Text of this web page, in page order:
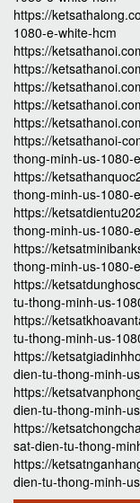
https://
1080-e-white-hcm
https://
https://
https://
https://
https://
https://ketsathanoi-
thong-minh-us-1080-
https://
thong-minh-us-1080-
https://
thong-minh-us-1080-
https://
thong-minh-us-1080-
https://
tu-thong-minh-us-
https://
tu-thong-minh-us-
https://
dien-tu-thong-minh-
https://
dien-tu-thong-minh-
https://
sat-dien-tu-thong-
https://
dien-tu-thong-minh-